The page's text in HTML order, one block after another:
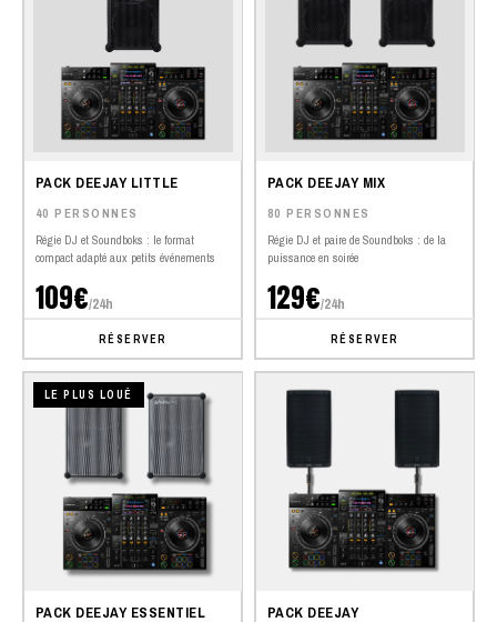
PACK DEEJAY LITTLE
40 PERSONNES
Régie DJ et Soundboks : le format
compact adapté aux petits événements
109€/24h
RÉSERVER
PACK DEEJAY MIX
80 PERSONNES
Régie DJ et paire de Soundboks : de la
puissance en soirée
129€/24h
RÉSERVER
LE PLUS LOUÉ
PACK DEEJAY ESSENTIEL PACK DEEJAY